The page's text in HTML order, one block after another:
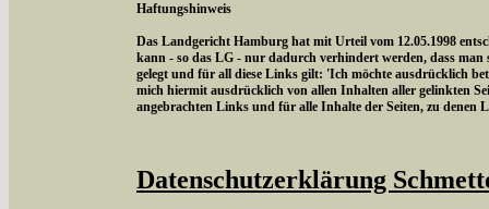
Haftungshinweis
Das Landgericht Hamburg hat mit Urteil vom 12.05.1998
kann - so das LG - nur dadurch verhindert werden, dass
gelegt und für all diese Links gilt: 'Ich möchte ausdrücklich
mich hiermit ausdrücklich von allen Inhalten aller gelinkten
angebrachten Links und für alle Inhalte der Seiten, zu denen
Datenschutzerklärung